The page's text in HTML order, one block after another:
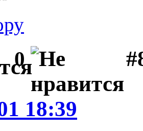
0
18:39